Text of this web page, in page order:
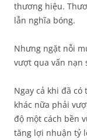
thương hiệu.
lẫn nghĩa bóng.
Nhưng ngặt nỗi
vượt qua vấn nạn
Ngay cả khi đã
khác nữa phải
độ một cách bền
tăng lợi nhuận tỷ